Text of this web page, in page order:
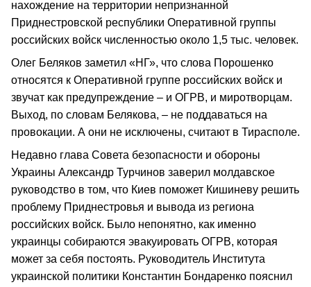
нахождение на территории непризнанной
Приднестровской республики Оперативной группы
российских войск численностью около 1,5 тыс. человек.
Олег Беляков заметил «НГ», что слова Порошенко
относятся к Оперативной группе российских войск и
звучат как предупреждение – и ОГРВ, и миротворцам.
Выход, по словам Белякова, – не поддаваться на
провокации. А они не исключены, считают в Тирасполе.
Недавно глава Совета безопасности и обороны
Украины Александр Турчинов заверил молдавское
руководство в том, что Киев поможет Кишиневу решить
проблему Приднестровья и вывода из региона
российских войск. Было непонятно, как именно
украинцы собираются эвакуировать ОГРВ, которая
может за себя постоять. Руководитель Института
украинской политики Константин Бондаренко пояснил